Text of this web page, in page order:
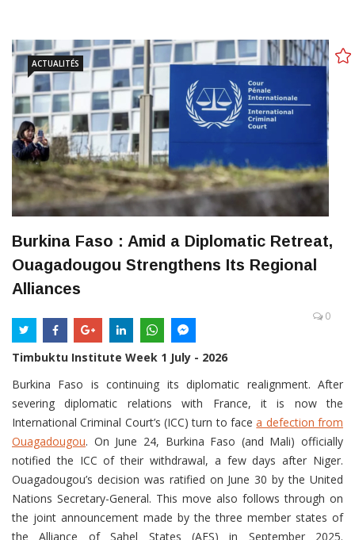
ACTUALITÉS
Burkina Faso : Amid a Diplomatic Retreat,
Ouagadougou Strengthens Its Regional
Alliances
0
Timbuktu Institute Week 1 July - 2026
Burkina Faso is continuing its diplomatic realignment. After
severing diplomatic relations with France, it is now the
International Criminal Court’s (ICC) turn to facea defection from
Ouagadougou. On June 24, Burkina Faso (and Mali) officially
notified the ICC of their withdrawal, a few days after Niger.
Ouagadougou’s decision was ratified on June 30 by the United
Nations Secretary-General. This move also follows through on
the joint announcement made by the three member states of
the Alliance of Sahel States (AES) in September 2025.